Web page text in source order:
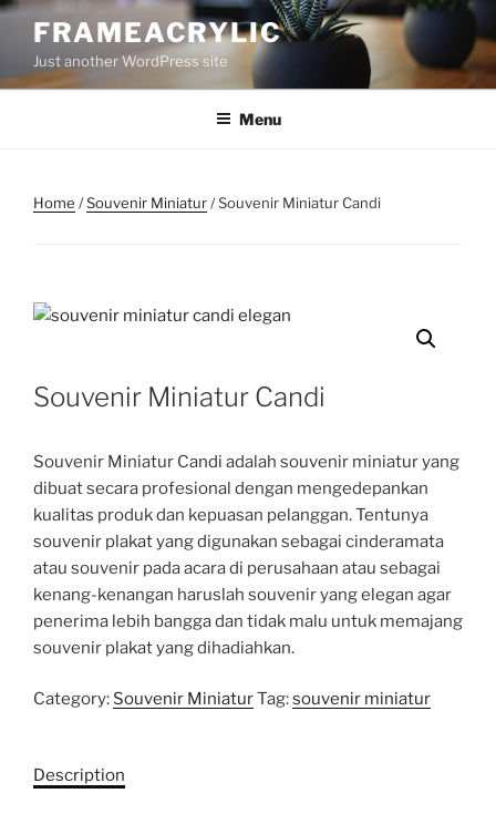
Skip
content
FRAMEACRYLIC
Just another WordPress site
Menu
Home /Souvenir Miniatur/ Souvenir Miniatur Candi
Souvenir Miniatur Candi
Souvenir Miniatur Candi adalah souvenir miniatur yang
dibuat secara profesional dengan mengedepankan
kualitas produk dan kepuasan pelanggan. Tentunya
souvenir plakat yang digunakan sebagai cinderamata
atau souvenir pada acara di perusahaan atau sebagai
kenang-kenangan haruslah souvenir yang elegan agar
penerima lebih bangga dan tidak malu untuk memajang
souvenir plakat yang dihadiahkan.
Category: Souvenir MiniaturTag:souvenir miniatur
Description